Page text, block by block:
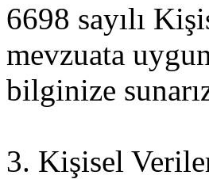
6698 sayılı
mevzuata
bilginize
3. Kişisel